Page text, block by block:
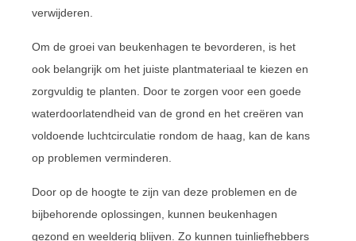
verwijderen.
Om de groei van beukenhagen te bevorderen, is het
ook belangrijk om het juiste plantmateriaal te kiezen en
zorgvuldig te planten. Door te zorgen voor een goede
waterdoorlatendheid van de grond en het creëren van
voldoende luchtcirculatie rondom de haag, kan de kans
op problemen verminderen.
Door op de hoogte te zijn van deze problemen en de
bijbehorende oplossingen, kunnen beukenhagen
gezond en weelderig blijven. Zo kunnen tuinliefhebbers